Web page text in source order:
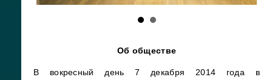
Об обществе
В вокресный день 7 декабря 2014 года в